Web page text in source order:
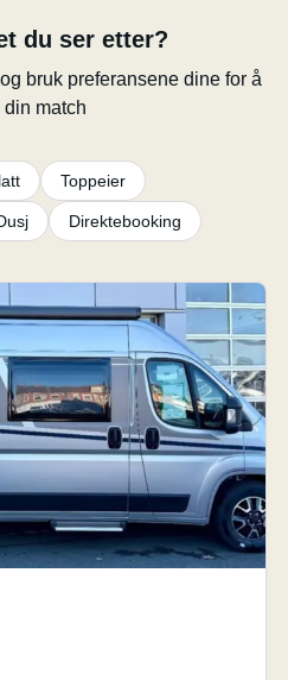
du ser etter?
bruk preferansene dine for å
din match
Toppeier
Direktebooking